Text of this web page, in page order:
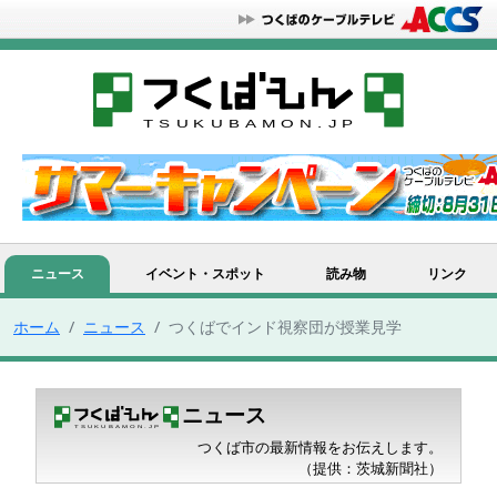
ニュース イベント・スポット 読み物 リンク
ホーム ニュース つくばでインド視察団が授業見学
ニュース
つくば市の最新情報をお伝えします。
（提供：茨城新聞社）